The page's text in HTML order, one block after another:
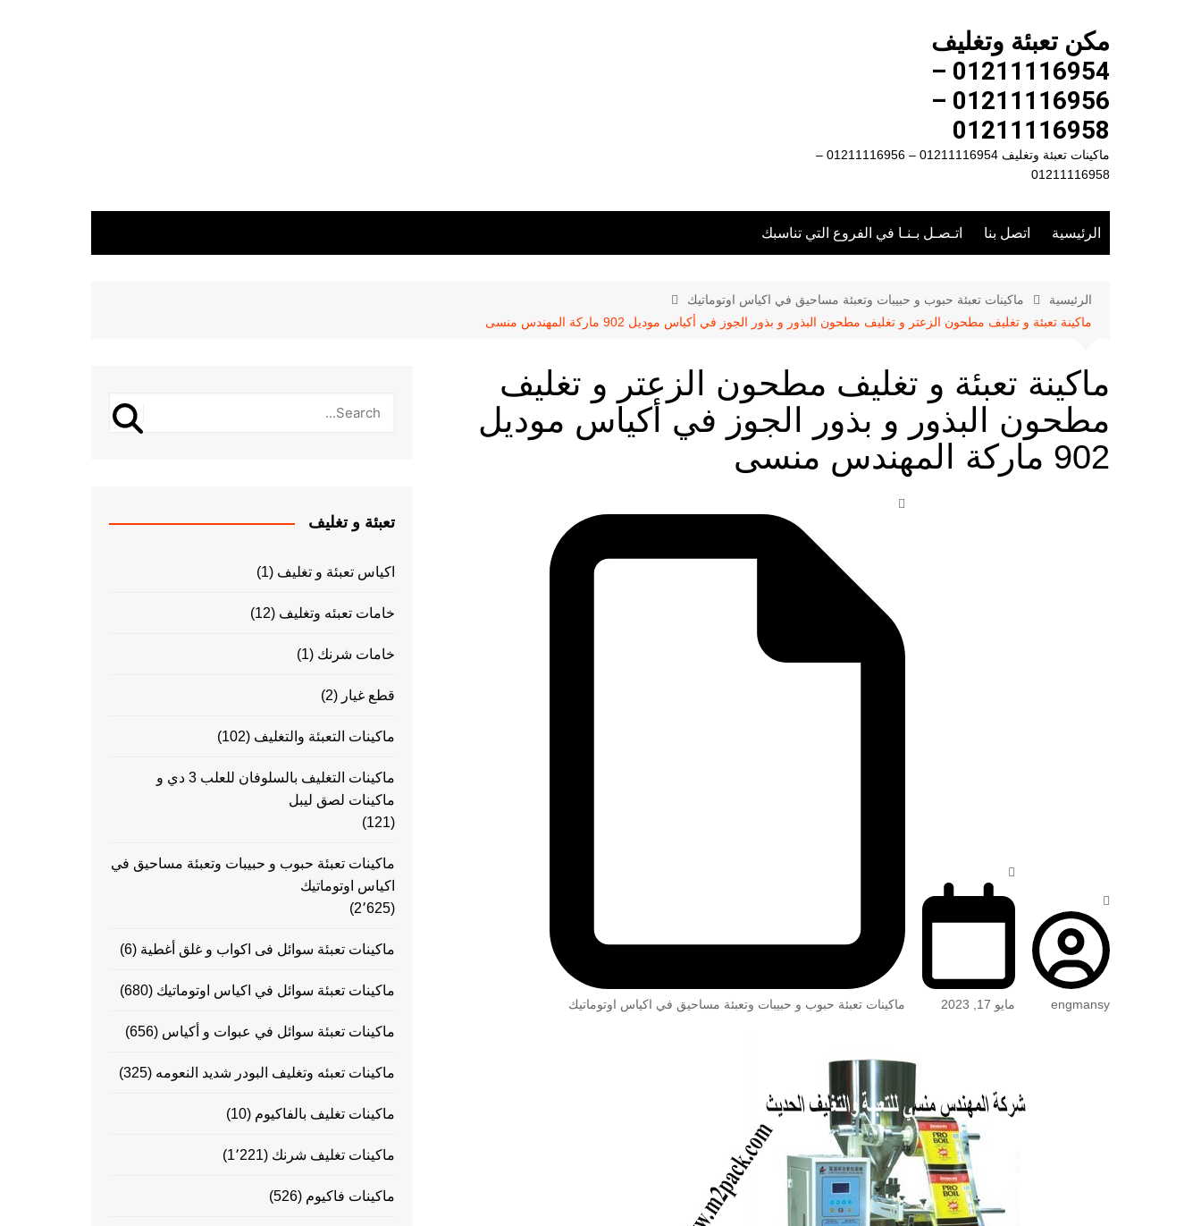
مكن تعبئة وتغليف
01211116954 –
01211116956 –
01211116958
ماكينات تعبئة وتغليف 01211116954 – 01211116956 –
01211116958
الرئيسية اتصل بنا اتـصـل بـنـا في الفروع التي تناسبك
الرئيسية
ماكينات تعبئة حبوب و حبيبات وتعبئة مساحيق في اكياس اوتوماتيك
ماكينة تعبئة و تغليف مطحون الزعتر و تغليف مطحون البذور و بذور الجوز في أكياس موديل 902 ماركة المهندس منسى
ماكينة تعبئة و تغليف مطحون الزعتر و تغليف
مطحون البذور و بذور الجوز في أكياس موديل
902 ماركة المهندس منسى
engmansy مايو 17, 2023 ماكينات تعبئة حبوب و حبيبات وتعبئة مساحيق في اكياس اوتوماتيك
تعبئة و تغليف
اكياس تعبئة و تغليف (1)
خامات تعبئه وتغليف (12)
خامات شرنك (1)
قطع غيار (2)
ماكينات التعبئة والتغليف (102)
ماكينات التغليف بالسلوفان للعلب 3 دي و
ماكينات لصق ليبل
(121)
ماكينات تعبئة حبوب و حبيبات وتعبئة مساحيق في
اكياس اوتوماتيك
(2٬625)
ماكينات تعبئة سوائل فى اكواب و غلق أغطية (6)
ماكينات تعبئة سوائل في اكياس اوتوماتيك (680)
ماكينات تعبئة سوائل في عبوات و أكياس (656)
ماكينات تعبئه وتغليف البودر شديد النعومه (325)
ماكينات تغليف بالفاكيوم (10)
ماكينات تغليف شرنك (1٬221)
ماكينات فاكيوم (526)